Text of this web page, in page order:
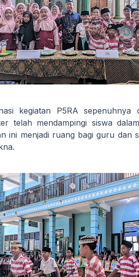
kegiatan P5RA
telah mendampingi siswa
ini menjadi ruang bagi guru dan